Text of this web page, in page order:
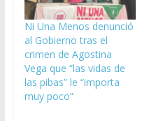
Ni Una Menos denunció
al Gobierno tras el
crimen de Agostina
Vega que “las vidas de
las pibas” le “importa
muy poco”